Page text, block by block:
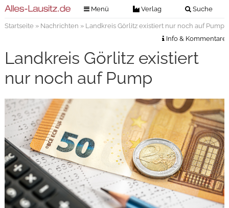
Menü Verlag Suche
Verlag
Kontakt
Impressum
Nachrichten
Anzeigenannahme
Anzeigensuche
Digitale Ausgaben
Startseite» Nachrichten » Landkreis Görlitz existiert nur noch auf Pump
Info & Kommentare
Landkreis Görlitz existiert
nur noch auf Pump